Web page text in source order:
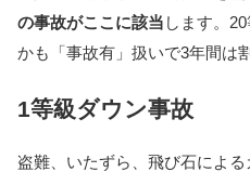
の事故がここに該当 します。
かも「事故有」扱いで3年間は
1等級ダウン事故
盗難、いたずら、飛び石によ